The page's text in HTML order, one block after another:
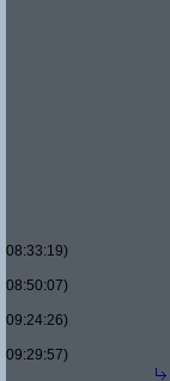
08:33:19)
08:50:07)
09:24:26)
09:29:57)